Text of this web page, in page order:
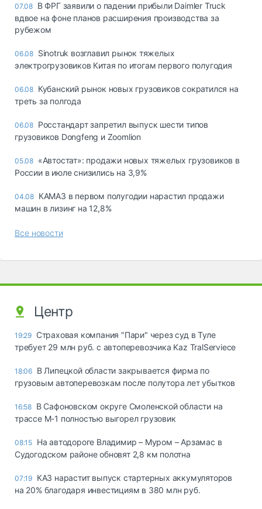
07.08 В ФРГ заявили о падении прибыли Daimler Truck
вдвое на фоне планов расширения производства за
рубежом
06.08 Sinotruk возглавил рынок тяжелых
электрогрузовиков Китая по итогам первого полугодия
06.08 Кубанский рынок новых грузовиков сократился на
треть за полгода
06.08 Росстандарт запретил выпуск шести типов
грузовиков Dongfeng и Zoomlion
05.08 «Автостат»: продажи новых тяжелых грузовиков в
России в июле снизились на 3,9%
04.08 КАМАЗ в первом полугодии нарастил продажи
машин в лизинг на 12,8%
Все новости
Центр
19:29 Страховая компания "Пари" через суд в Туле
требует 29 млн руб. с автоперевозчика Kaz TralServiece
18:06 В Липецкой области закрывается фирма по
грузовым автоперевозкам после полутора лет убытков
16:58 В Сафоновском округе Смоленской области на
трассе М-1 полностью выгорел грузовик
08:15 На автодороге Владимир – Муром – Арзамас в
Судогодском районе обновят 2,8 км полотна
07:19 КАЗ нарастит выпуск стартерных аккумуляторов
на 20% благодаря инвестициям в 380 млн руб.